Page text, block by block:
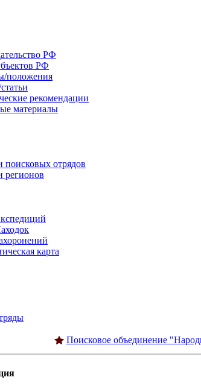
РФ
РФ
положения
рекомендации
материалы
поисковых отрядов
регионов
карта
Поисковое объединение